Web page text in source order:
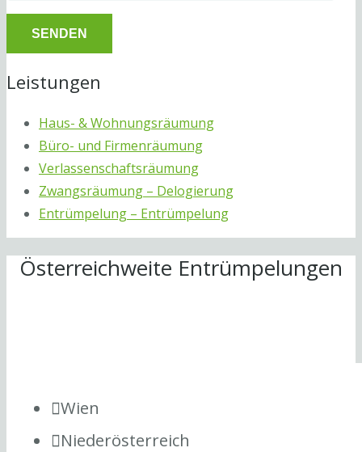
Leistungen
Haus- & Wohnungsräumung
Büro- und Firmenräumung
Verlassenschaftsräumung
Zwangsräumung – Delogierung
Entrümpelung – Entrümpelung
Österreichweite Entrümpelungen
Wien
Niederösterreich